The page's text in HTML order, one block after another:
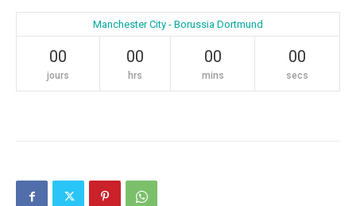
Manchester City - Borussia Dortmund
00
jours
00
hrs
00
mins
00
secs